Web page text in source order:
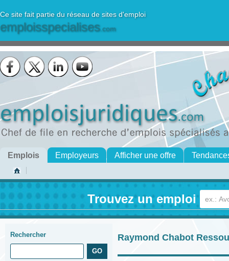
Ce site fait partie du réseau de sites d'emploi
emploisspecialises.com
Emplois Employeurs Afficher une offre
Trouvez un emploi
Rechercher Raymond Chabot